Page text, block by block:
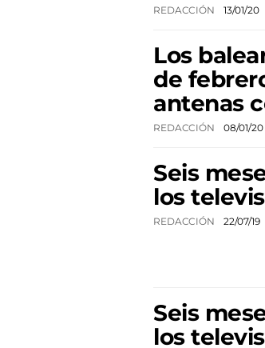
REDACCIÓN 13/01/20
Los
de
antenas
REDACCIÓN 08/01/20
Seis
los
REDACCIÓN 22/07/19
Seis
los